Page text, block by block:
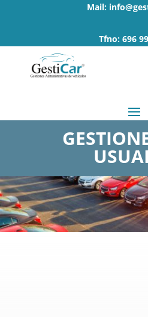
Mail:
Tfno: 696